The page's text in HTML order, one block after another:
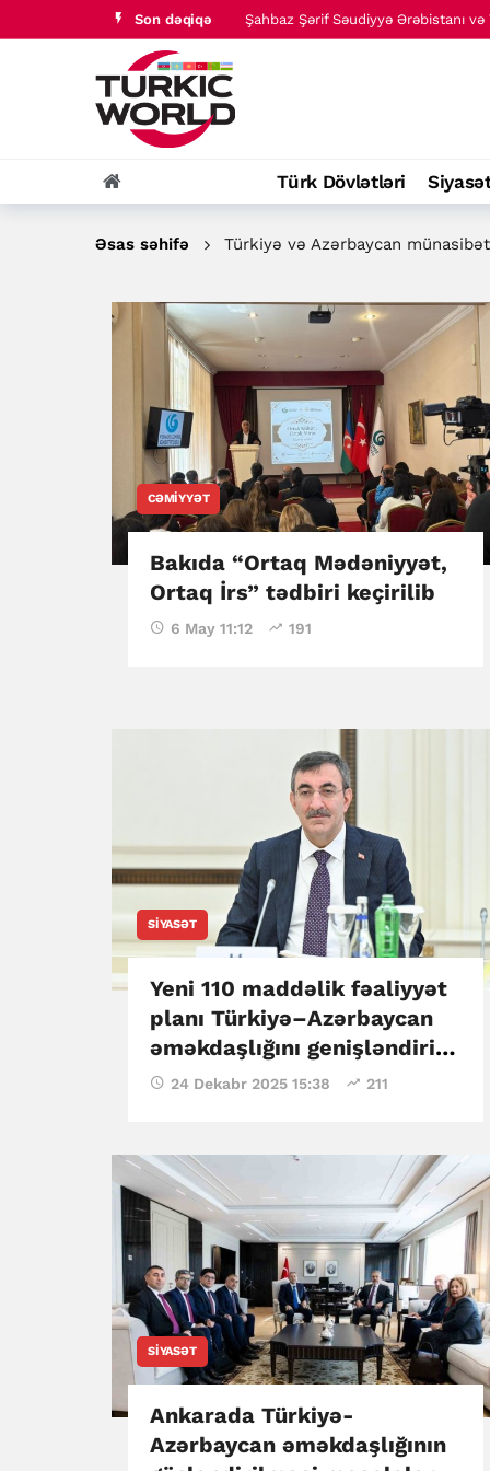
Son dəqiqə Türk dünyası tarixində baş verənlər
Türk dünyası tarixində baş
Türk Dövlətləri
Əsas səhifə Türkiyə və Azərbaycan
CƏMIYYƏT
Bakıda “Ortaq Mədəniyyət,
Ortaq İrs” tədbiri keçirilib
6 May 11:12 191
SIYASƏT
Yeni 110 maddəlik fəaliyyət
planı Türkiyə–Azərbaycan
əməkdaşlığını genişləndirir
- Cevdet Yılmaz
24 Dekabr 2025 15:38 211
SIYASƏT
Ankarada Türkiyə-
Azərbaycan əməkdaşlığının